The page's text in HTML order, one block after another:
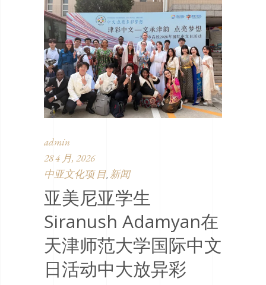
admin
28 4 月, 2026
中亚文化项 目 新闻
亚美尼亚学生
Siranush Adamyan在
天津师范大学国际中文
日活动中大放异彩